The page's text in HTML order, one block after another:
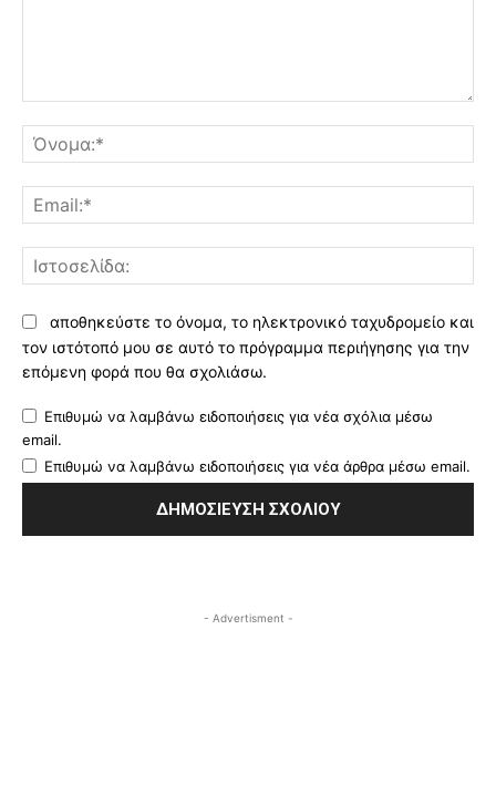
αποθηκεύστε το όνομα, το ηλεκτρονικό ταχυδρομείο και
τον ιστότοπό μου σε αυτό το πρόγραμμα περιήγησης για την
επόμενη φορά που θα σχολιάσω.
Επιθυμώ να λαμβάνω ειδοποιήσεις για νέα σχόλια μέσω
email.
Επιθυμώ να λαμβάνω ειδοποιήσεις για νέα άρθρα μέσω email.
- Advertisment -